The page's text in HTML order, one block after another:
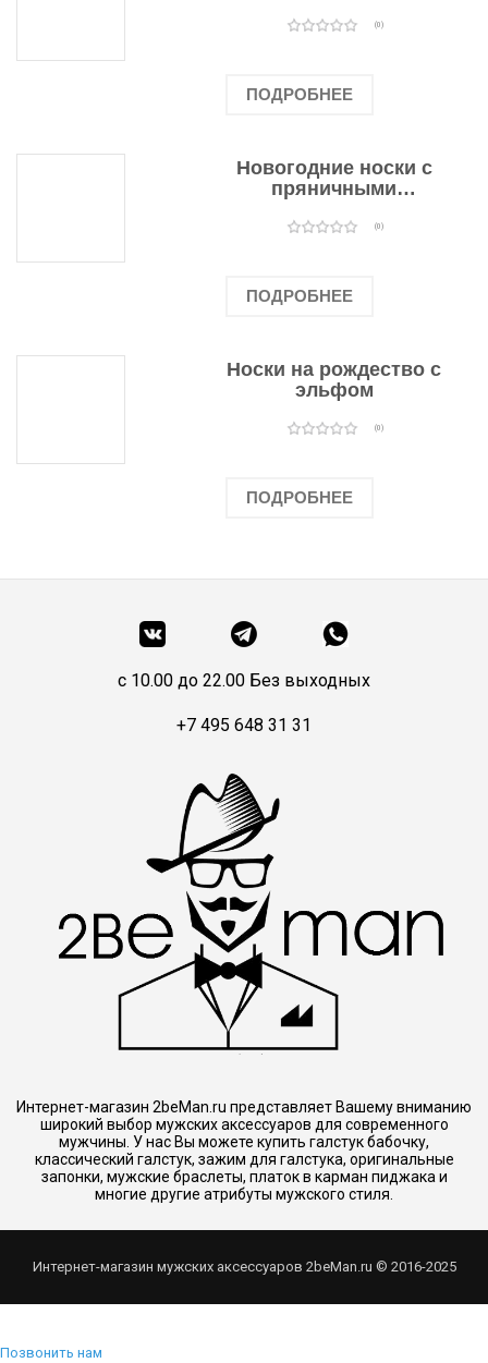
оленями(0)
ПОДРОБНЕЕ
Новогодние носки с
пряничными
(0)
ПОДРОБНЕЕ
Носки на рождество с
эльфом
(0)
ПОДРОБНЕЕ
c 10.00 до 22.00 Без выходных
+7 495 648 31 31
Интернет-магазин 2beMan.ru представляет Вашему вниманию
широкий выбор мужских аксессуаров для современного
мужчины. У нас Вы можете купить галстук бабочку,
классический галстук, зажим для галстука, оригинальные
запонки, мужские браслеты, платок в карман пиджака и
многие другие атрибуты мужского стиля.
Интернет-магазин мужских аксессуаров 2beMan.ru © 2016-2025
Позвонить нам